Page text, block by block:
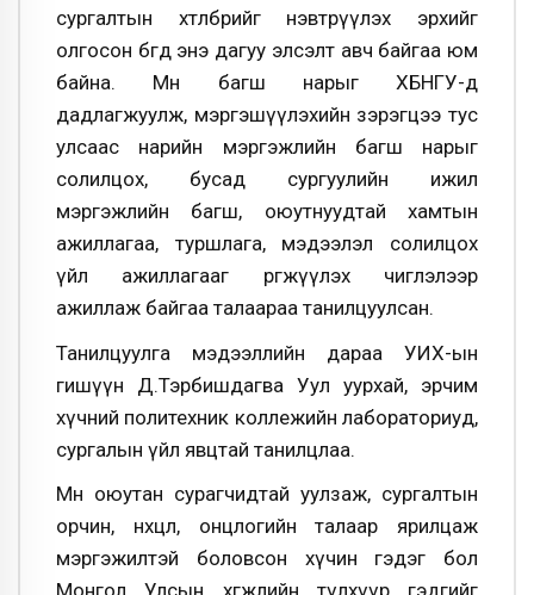
сургалтын хөтөлбөрийг нэвтрүүлэх эрхийг
олгосон бөгөөд энэ дагуу элсэлт авч байгаа юм
байна. Мөн багш нарыг ХБНГУ-д
дадлагжуулж, мэргэшүүлэхийн зэрэгцээ тус
улсаас нарийн мэргэжлийн багш нарыг
солилцох, бусад сургуулийн ижил
мэргэжлийн багш, оюутнуудтай хамтын
ажиллагаа, туршлага, мэдээлэл солилцох
үйл ажиллагааг өргөжүүлэх чиглэлээр
ажиллаж байгаа талаараа танилцуулсан.
Танилцуулга мэдээллийн дараа УИХ-ын
гишүүн Д.Тэрбишдагва Уул уурхай, эрчим
хүчний политехник коллежийн лабораториуд,
сургалын үйл явцтай танилцлаа.
Мөн оюутан сурагчидтай уулзаж, сургалтын
орчин, нөхцөл, онцлогийн талаар ярилцаж
мэргэжилтэй боловсон хүчин гэдэг бол